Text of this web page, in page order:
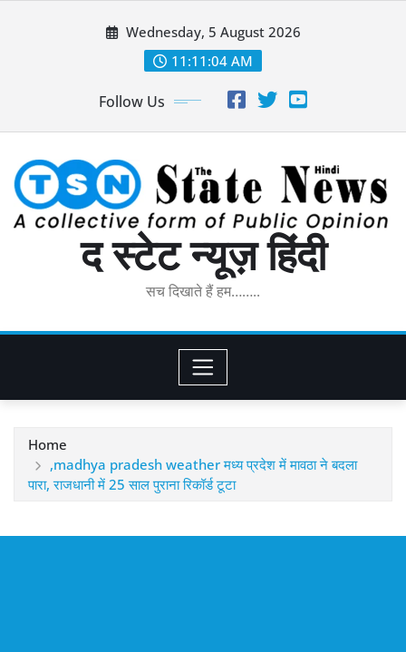
Wednesday, 5 August 2026
11:11:05 AM
Follow Us
द स्टेट न्यूज़ हिंदी
सच दिखाते हैं हम……..
Home
,madhya pradesh weather मध्‍य प्रदेश में मावठा ने बदला
पारा, राजधानी में 25 साल पुराना रिकॉर्ड टूटा